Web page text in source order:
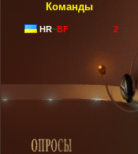
Команды
HR~BF 2